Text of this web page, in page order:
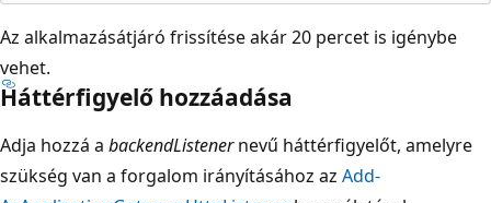
Az alkalmazásátjáró frissítése akár 20 percet is igénybe
vehet.
Háttérfigyelő hozzáadása
Adja hozzá a backendListenernevű háttérfigyelőt, amelyre
szükség van a forgalom irányításához az Add-